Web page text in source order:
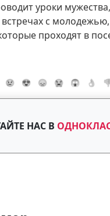
уроки
встречах с
проходят в
😢 😍 😞 😭 😱 👌
НАС В